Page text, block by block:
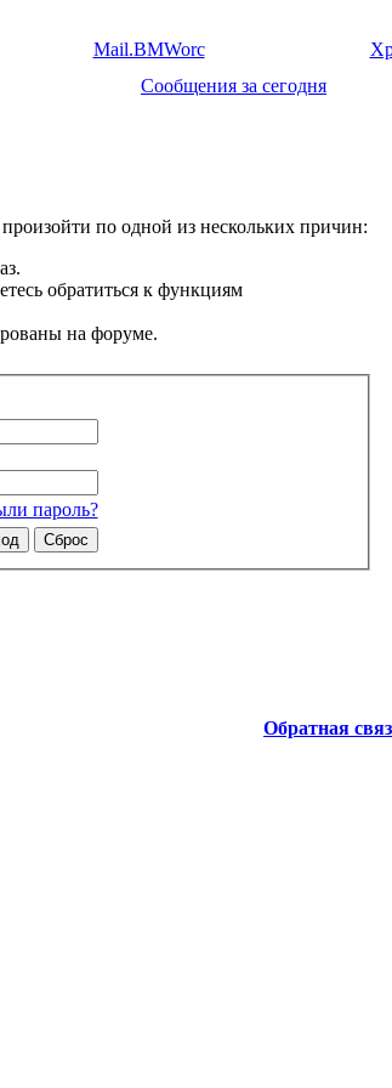
Mail.BMWorc
Сообщения за сегодня
по одной из нескольких причин:
обратиться к функциям
на форуме.
пароль?
Обратная